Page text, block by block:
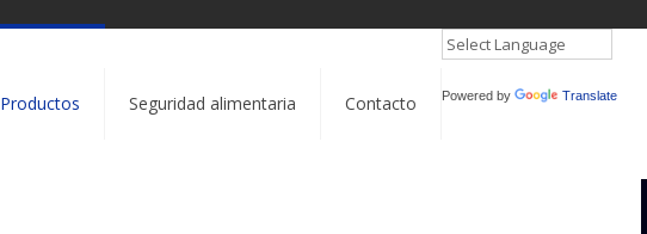
Productos Seguridad alimentaria Contacto Powered by Translate